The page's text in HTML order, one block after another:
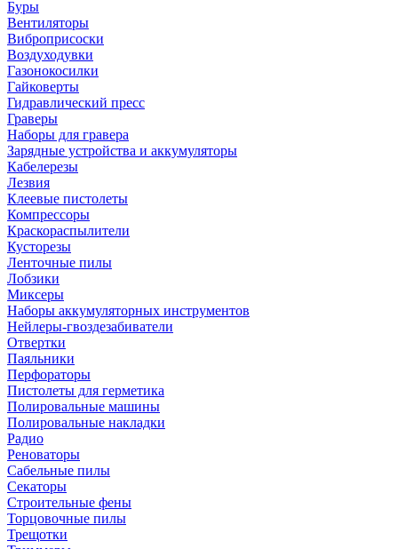
Буры
Вентиляторы
Виброприсоски
Воздуходувки
Газонокосилки
Гайковерты
Гидравлический пресс
Граверы
Наборы для гравера
Зарядные устройства и аккумуляторы
Кабелерезы
Лезвия
Клеевые пистолеты
Компрессоры
Краскораспылители
Кусторезы
Ленточные пилы
Лобзики
Миксеры
Наборы аккумуляторных инструментов
Нейлеры-гвоздезабиватели
Отвертки
Паяльники
Перфораторы
Пистолеты для герметика
Полировальные машины
Полировальные накладки
Радио
Реноваторы
Сабельные пилы
Секаторы
Строительные фены
Торцовочные пилы
Трещотки